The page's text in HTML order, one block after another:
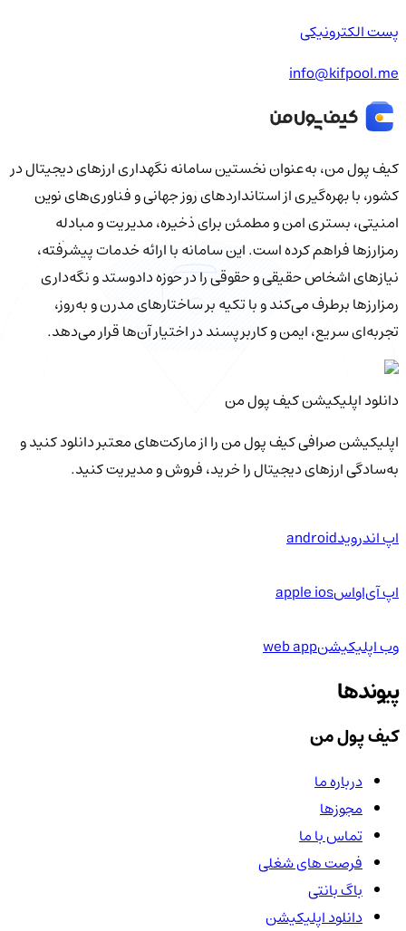
پست الکترونیکی
info@kifpool.me
کیف‌ پول من، به‌عنوان نخستین سامانه نگهداری ارزهای دیجیتال در
کشور، با بهره‌گیری از استانداردهای روز جهانی و فناوری‌های نوین
امنیتی، بستری امن و مطمئن برای ذخیره، مدیریت و مبادله
رمزارزها فراهم کرده است. این سامانه با ارائه خدمات پیشرفته،
نیازهای اشخاص حقیقی و حقوقی را در حوزه دادوستد و نگه‌داری
رمزارزها برطرف می‌کند و با تکیه بر ساختارهای مدرن و به‌روز،
تجربه‌ای سریع، ایمن و کاربرپسند در اختیار آن‌ها قرار می‌دهد.
دانلود اپلیکیشن کیف‌ پول من
اپلیکیشن صرافی کیف پول من را از مارکت‌های معتبر دانلود کنید و
به‌سادگی ارزهای دیجیتال را خرید، فروش و مدیریت کنید.
اپ اندرویدandroid
اپ آی‌او‌اسapple ios
وب اپلیکیشنweb app
پیوندها
کیف پول من
درباره ما
مجوزها
تماس با ما
فرصت های شغلی
باگ بانتی
دانلود اپلیکیشن